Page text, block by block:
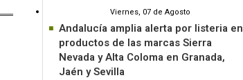
Viernes, 07 de Agosto
Andalucía amplia alerta por listeria en
productos de las marcas Sierra
Nevada y Alta Coloma en Granada,
Jaén y Sevilla